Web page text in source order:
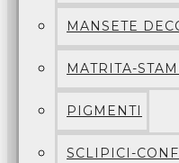
MANSETE
MATRITA-
PIGMENTI
SCLIPICI-